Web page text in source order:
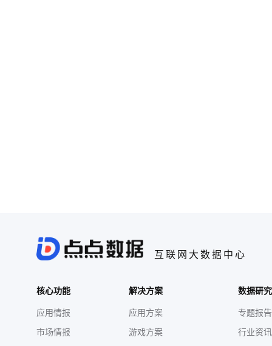
互联网大数据中心
核心功能
应用情报
市场情报
解决方案
应用方案
游戏方案
数据研
专题报告
行业资讯